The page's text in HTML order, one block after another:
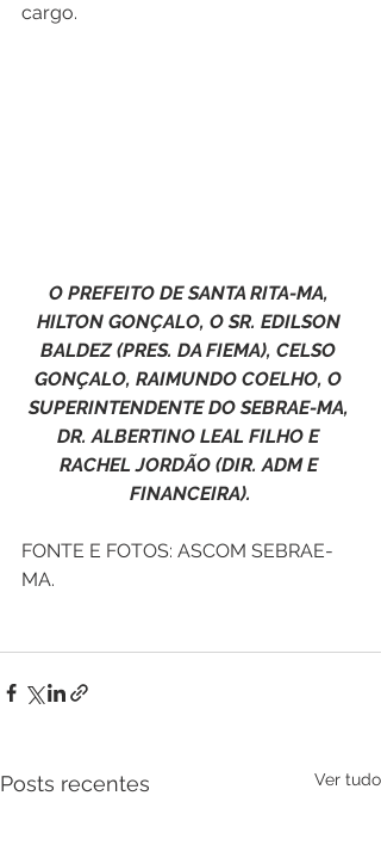
cargo.
O PREFEITO DE SANTA RITA-MA,
HILTON GONÇALO, O SR. EDILSON
BALDEZ (PRES. DA FIEMA), CELSO
GONÇALO, RAIMUNDO COELHO, O
SUPERINTENDENTE DO SEBRAE-MA,
DR. ALBERTINO LEAL FILHO E
RACHEL JORDÃO (DIR. ADM E
FINANCEIRA).
FONTE E FOTOS: ASCOM SEBRAE-
MA.
Posts recentes Ver tudo